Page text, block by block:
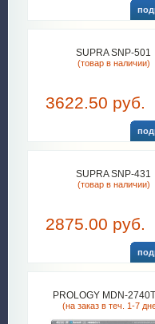
SUPRA SNP-501
(товар в наличии)
3622.50 руб.
SUPRA SNP-431
(товар в наличии)
2875.00 руб.
PROLOGY MDN-
(на заказ в теч. 1-7